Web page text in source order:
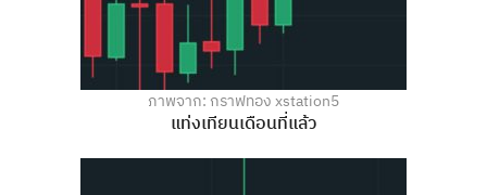
ภาพจาก: กราฟทอง xstation5
แท่งเทียนเดือนที่แล้ว